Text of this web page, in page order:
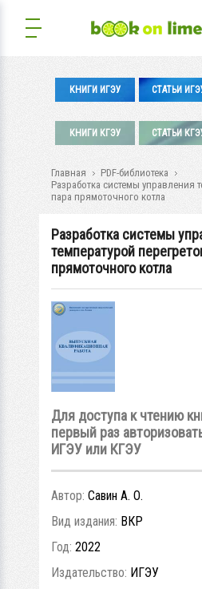
КНИГИ ИГЭУ СТАТЬИ
КНИГИ КГЭУ СТАТЬИ
Главная
PDF-библиотека
Разработка системы управления
пара прямоточного котла
Разработка системы
температурой
прямоточного котла
Для доступа к чтению
первый раз
ИГЭУ или КГЭУ
Автор: Савин А. О.
Вид издания: ВКР
Год: 2022
Издательство: ИГЭУ